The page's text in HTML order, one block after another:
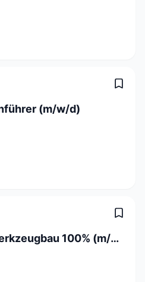
(m/w/d)
Mitarbeiter Werkzeugbau 100% (m/w/d)